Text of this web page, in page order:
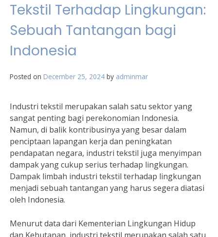
Tekstil Terhadap Lingkungan:
Sebuah Tantangan bagi
Indonesia
Posted on December 25, 2024 by adminmar
Industri tekstil merupakan salah satu sektor yang
sangat penting bagi perekonomian Indonesia.
Namun, di balik kontribusinya yang besar dalam
penciptaan lapangan kerja dan peningkatan
pendapatan negara, industri tekstil juga menyimpan
dampak yang cukup serius terhadap lingkungan.
Dampak limbah industri tekstil terhadap lingkungan
menjadi sebuah tantangan yang harus segera diatasi
oleh Indonesia.
Menurut data dari Kementerian Lingkungan Hidup